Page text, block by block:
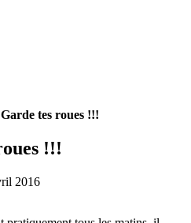
tes roues !!!
!!!
2016